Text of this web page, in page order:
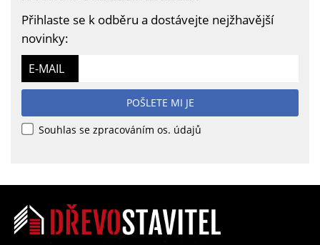
Přihlaste se k odběru a dostávejte nejžhavější
novinky:
E-MAIL
POŠLETE MI JE
Souhlas se zpracováním os. údajů